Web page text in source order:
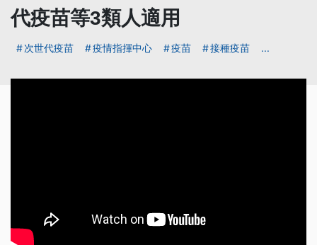
代疫苗等3類人適用
次世代疫苗 疫情指揮中心 疫苗 接種疫苗 ...